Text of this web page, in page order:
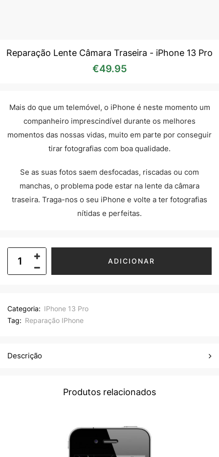
Reparação Lente Câmara Traseira - iPhone 13 Pro
€49.95
Mais do que um telemóvel, o iPhone é neste momento um
companheiro imprescindível durante os melhores
momentos das nossas vidas, muito em parte por conseguir
tirar fotografias com boa qualidade.
Se as suas fotos saem desfocadas, riscadas ou com
manchas, o problema pode estar na lente da câmara
traseira. Traga-nos o seu iPhone e volte a ter fotografias
nítidas e perfeitas.
ADICIONAR
Categoria: IPhone 13 Pro
Tag: Reparação IPhone
Descrição
Produtos relacionados